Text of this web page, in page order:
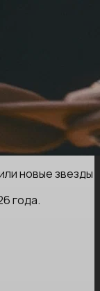
новые звезды
года.